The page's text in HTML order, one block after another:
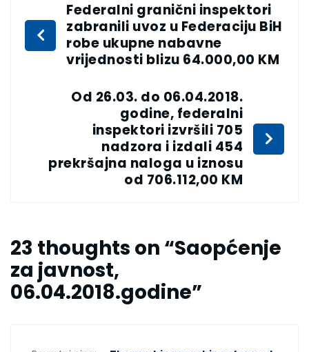
Federalni granični inspektori
zabranili uvoz u Federaciju BiH
robe ukupne nabavne
vrijednosti blizu 64.000,00 KM
Od 26.03. do 06.04.2018.
godine, federalni
inspektori izvršili 705
nadzora i izdali 454
prekršajna naloga u iznosu
od 706.112,00 KM
23 thoughts on “Saopćenje
za javnost,
06.04.2018.godine”